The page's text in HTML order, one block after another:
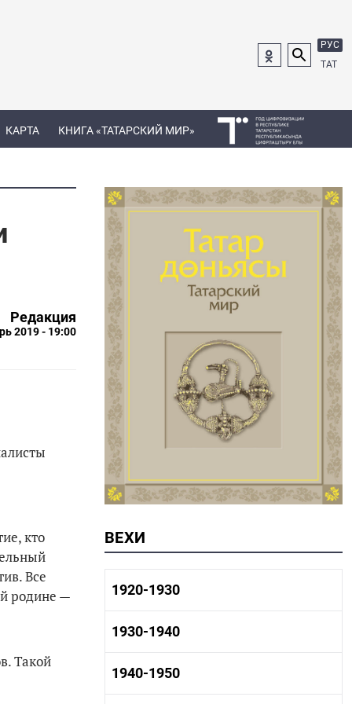
РУС
ТАТ
КАРТА КНИГА «ТАТАРСКИЙ МИР»
Редакция
2019 - 19:00
кто
Все
родине —
Такой
ВЕХИ
1920-1930
1920-1930 история
1920-1930 культура
1930-1940
1930-1940 история
1930-1940 культура
1940-1950